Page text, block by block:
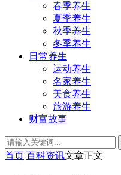
春季养生
夏季养生
秋季养生
冬季养生
日常养生
运动养生
名家养生
美食养生
旅游养生
财富故事
首页 百科资讯文章正文